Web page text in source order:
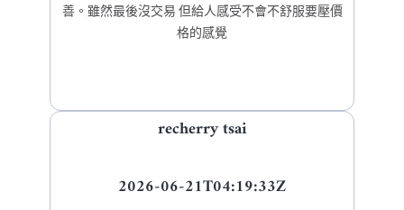
善。雖然最後沒交易 但給人感受不會不舒服要壓價
格的感覺
recherry tsai
2026-06-21T04:19:33Z